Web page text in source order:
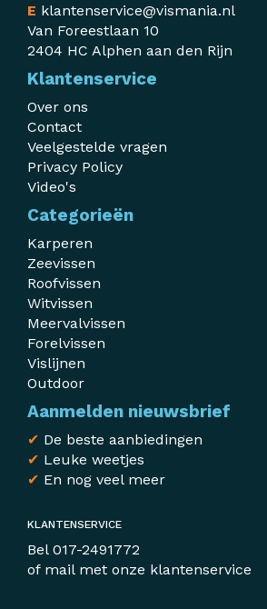
E klantenservice@vismania.nl
Van Foreestlaan 10
2404 HC Alphen aan den Rijn
Klantenservice
Over ons
Contact
Veelgestelde vragen
Privacy Policy
Video's
Categorieën
Karperen
Zeevissen
Roofvissen
Witvissen
Meervalvissen
Forelvissen
Vislijnen
Outdoor
Aanmelden nieuwsbrief
✔ De beste aanbiedingen
✔ Leuke weetjes
✔ En nog veel meer
KLANTENSERVICE
Bel 017-2491772
of mail met onze klantenservice